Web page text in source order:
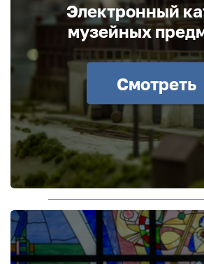
Электронный
музейных
Смотреть